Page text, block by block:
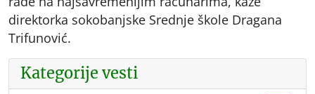
direktorka sokobanjske Srednje škole Dragana
Trifunović.
Kategorije vesti